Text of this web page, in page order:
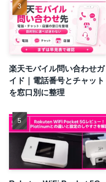
楽天モバイル問い合わせガ
イド｜電話番号とチャット
を窓口別に整理